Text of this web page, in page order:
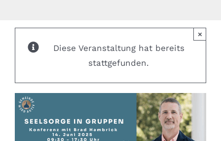
Diese Veranstaltung hat bereits
stattgefunden.
×